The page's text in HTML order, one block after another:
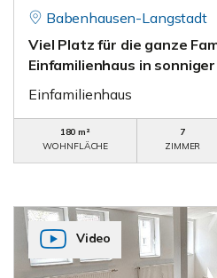
Babenhausen-Langstadt
Viel Platz für die ganze
Einfamilienhaus in
Einfamilienhaus
180 m²
WOHNFLÄCHE
7
ZIMMER
Video